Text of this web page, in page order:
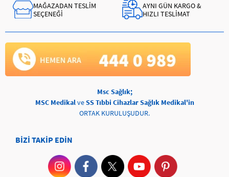
MAĞAZADAN TESLİM
SEÇENEĞİ
AYNI GÜN KARGO &
HIZLI TESLİMAT
Msc Sağlık;
MSC Medikal ve SS Tıbbi Cihazlar Sağlık Medikal'in
ORTAK KURULUŞUDUR.
BİZİ TAKİP EDİN